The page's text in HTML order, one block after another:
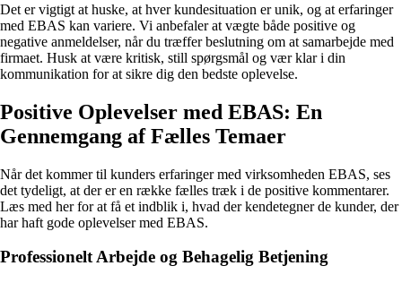
Det er vigtigt at huske, at hver kundesituation er unik, og at erfaringer
med EBAS kan variere. Vi anbefaler at vægte både positive og
negative anmeldelser, når du træffer beslutning om at samarbejde med
firmaet. Husk at være kritisk, still spørgsmål og vær klar i din
kommunikation for at sikre dig den bedste oplevelse.
Positive Oplevelser med EBAS: En
Gennemgang af Fælles Temaer
Når det kommer til kunders erfaringer med virksomheden EBAS, ses
det tydeligt, at der er en række fælles træk i de positive kommentarer.
Læs med her for at få et indblik i, hvad der kendetegner de kunder, der
har haft gode oplevelser med EBAS.
Professionelt Arbejde og Behagelig Betjening